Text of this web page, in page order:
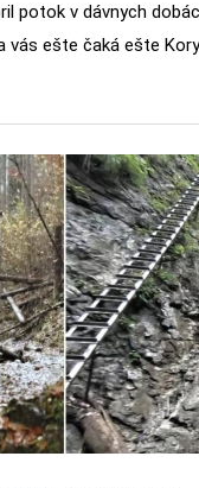
potok v dávnych
vás ešte čaká ešte